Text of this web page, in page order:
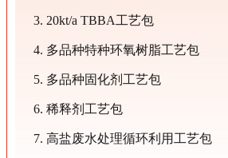
3. 20kt/a TBBA工艺包
4. 多品种特种环氧树脂工艺包
5. 多品种固化剂工艺包
6. 稀释剂工艺包
7. 高盐废水处理循环利用工艺包